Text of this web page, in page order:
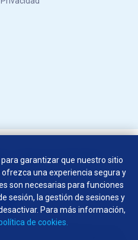
Todos los derechos
EN:
tipo en las instalaciones de la
para garantizar que nuestro sitio
una experiencia segura y
son necesarias para funciones
sesión, la gestión de sesiones y
Para más información,
de cookies.